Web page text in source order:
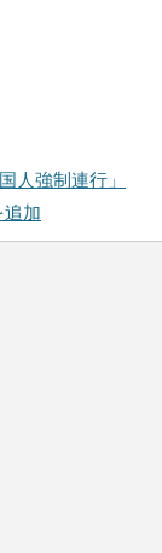
人強制連行」
追加